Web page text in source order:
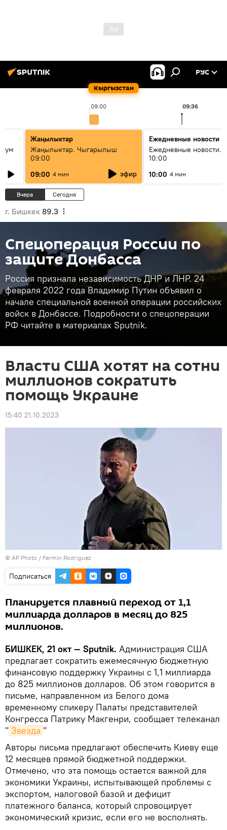
Кыргызстан
РУС
09:00 09:36
Жаңылыктар
Жаңылыктар. Чыгарылыш
09:00
09:00 4 мин эфир
Ежедневные новости
Ежедневные новости.
10:00
10:00 4 мин
Вчера Сегодня
г. Бишкек 89.3
Спецоперация России по
защите Донбасса
Россия признала независимость ДНР и ЛНР. 24
февраля 2022 года Владимир Путин объявил о
начале специальной военной операции российских
войск в Донбассе. Подробности о спецоперации
РФ читайте в материалах Sputnik.
Власти США хотят на сотни
миллионов сократить
помощь Украине
15:40 21.10.2023
© AP Photo / Fermin Rodriguez
Подписаться
Планируется плавный переход от 1,1
миллиарда долларов в месяц до 825
миллионов.
БИШКЕК, 21 окт — Sputnik. Администрация США
предлагает сократить ежемесячную бюджетную
финансовую поддержку Украины с 1,1 миллиарда
до 825 миллионов долларов. Об этом говорится в
письме, направленном из Белого дома
временному спикеру Палаты представителей
Конгресса Патрику Макгенри, сообщает телеканал
" Звезда "
Авторы письма предлагают обеспечить Киеву еще
12 месяцев прямой бюджетной поддержки.
Отмечено, что эта помощь остается важной для
экономики Украины, испытывающей проблемы с
экспортом, налоговой базой и дефицит
платежного баланса, который спровоцирует
экономический кризис, если его не восполнять.